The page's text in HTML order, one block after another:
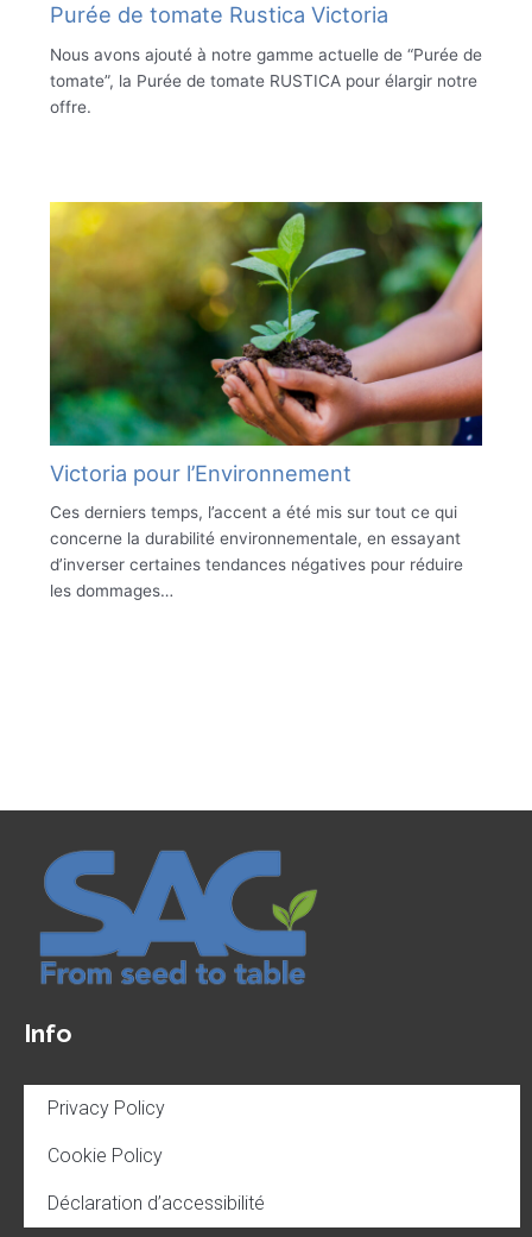
Purée de tomate Rustica Victoria
Nous avons ajouté à notre gamme actuelle de “Purée de
tomate”, la Purée de tomate RUSTICA pour élargir notre
offre.
Victoria pour l’Environnement
Ces derniers temps, l’accent a été mis sur tout ce qui
concerne la durabilité environnementale, en essayant
d’inverser certaines tendances négatives pour réduire
les dommages…
Info
Privacy Policy
Cookie Policy
Déclaration d’accessibilité